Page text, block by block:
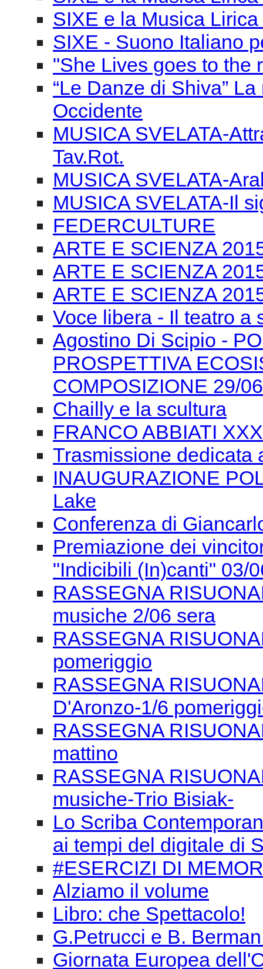
SIXE e la Musica
SIXE - Suono Italiano
"She Lives goes to the
“Le Danze di Shiva”
Occidente
MUSICA SVELATA-
Tav.Rot.
MUSICA SVELATA-
MUSICA SVELATA-Il
FEDERCULTURE
ARTE E SCIENZA
ARTE E SCIENZA
ARTE E SCIENZA
Voce libera - Il teatro a
Agostino Di Scipio -
PROSPETTIVA
COMPOSIZIONE 29/06
Chailly e la scultura
FRANCO ABBIATI
Trasmissione dedicata
INAUGURAZIONE
Lake
Conferenza di
Premiazione dei
"Indicibili (In)canti" 03/
RASSEGNA
musiche 2/06 sera
RASSEGNA
pomeriggio
RASSEGNA
D'Aronzo-1/6
RASSEGNA
mattino
RASSEGNA
musiche-Trio Bisiak-
Lo Scriba
ai tempi del digitale di
#ESERCIZI DI
Alziamo il volume
Libro: che Spettacolo!
G.Petrucci e B.
Giornata Europea